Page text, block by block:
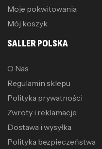
Moje pokwitowania
Mój koszyk
SALLER POLSKA
O Nas
Regulamin sklepu
Polityka prywatności
Zwroty i reklamacje
Dostawa i wysyłka
Polityka bezpieczeństwa